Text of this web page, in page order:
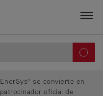
EnerSys® se convierte en
patrocinador oficial de